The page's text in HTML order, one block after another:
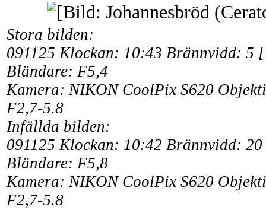
Stora bilden:
091125 Klockan: 10:43 Brännvidd: 5
Bländare: F5,4
Kamera: NIKON CoolPix S620
F2,7-5.8
Infällda bilden:
091125 Klockan: 10:42 Brännvidd:
Bländare: F5,8
Kamera: NIKON CoolPix S620
F2,7-5.8